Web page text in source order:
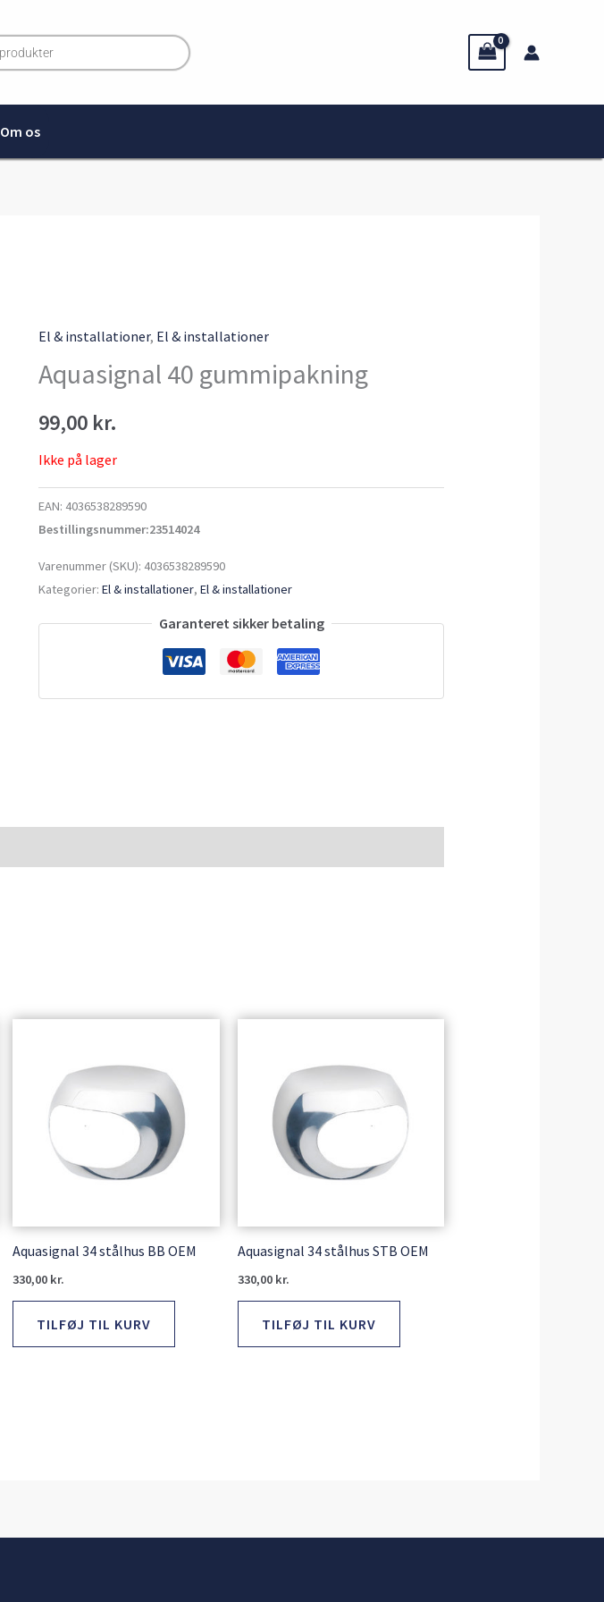
Om os
El & installationer, El & installationer
Aquasignal 40 gummipakning
99,00 kr.
Ikke på lager
EAN: 4036538289590
Bestillingsnummer:23514024
Varenummer (SKU): 4036538289590
Kategorier:El & installationer,El & installationer
Garanteret sikker betaling
Aquasignal 34 stålhus BB OEM
330,00 kr.
TILFØJ TIL KURV
Aquasignal 34 stålhus STB OEM
330,00 kr.
TILFØJ TIL KURV